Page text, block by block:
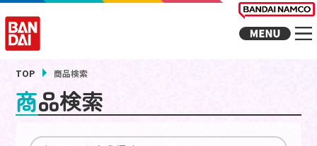
TOP 商品検索
商品検索